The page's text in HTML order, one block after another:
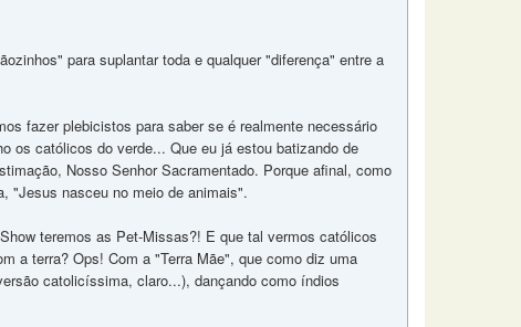
para suplantar toda e qualquer "diferença" entre a
fazer plebicistos para saber se é realmente necessário
os católicos do verde... Que eu já estou batizando de
Nosso Senhor Sacramentado. Porque afinal, como
"Jesus nasceu no meio de animais".
teremos as Pet-Missas?! E que tal vermos católicos
a terra? Ops! Com a "Terra Mãe", que como diz uma
catolicíssima, claro...), dançando como índios